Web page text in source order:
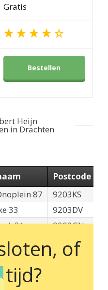
Gratis
Bestellen
Heijn
in Drachten
Postcode
87 9203KS
33 9203DV
31 9202GN
of
tijd?